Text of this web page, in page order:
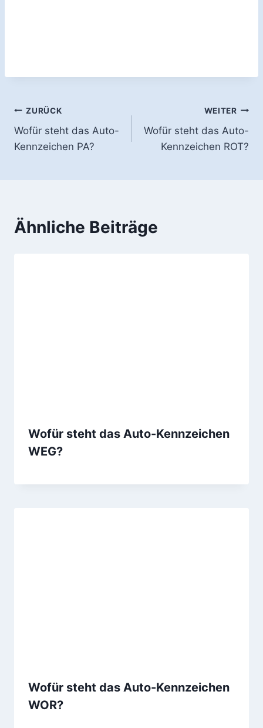
Beitragsnavigation
ZURÜCK
Wofür steht das Auto-
Kennzeichen PA?
WEITER
Wofür steht das Auto-
Kennzeichen ROT?
Ähnliche Beiträge
Wofür steht das Auto-Kennzeichen
WEG?
Wofür steht das Auto-Kennzeichen
WOR?